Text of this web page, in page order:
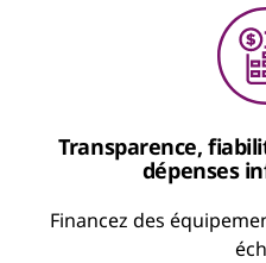
Transparence,
dépenses
Financez des